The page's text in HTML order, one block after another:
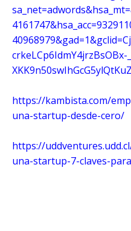
crkeLCp6IdmY4jrzBsOBx-
https://kambista.com/
una-startup-desde-cero/
https://
una-startup-7-claves-